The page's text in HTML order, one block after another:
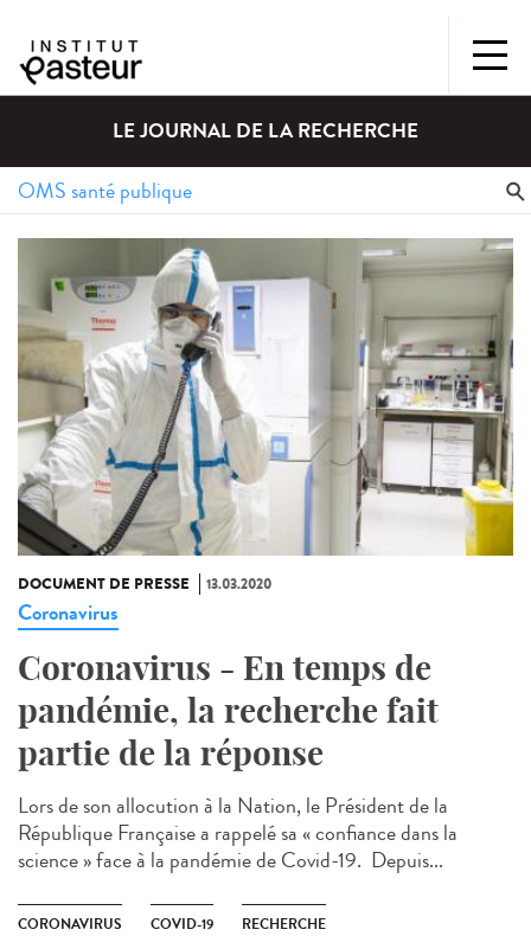
LE JOURNAL DE LA RECHERCHE
DOCUMENT DE PRESSE 13.03.2020
Coronavirus
Coronavirus - En temps de
pandémie, la recherche fait
partie de la réponse
Lors de son allocution à la Nation, le Président de la
République Française a rappelé sa « confiance dans la
science » face à la pandémie de Covid-19. Depuis...
CORONAVIRUS COVID-19 RECHERCHE